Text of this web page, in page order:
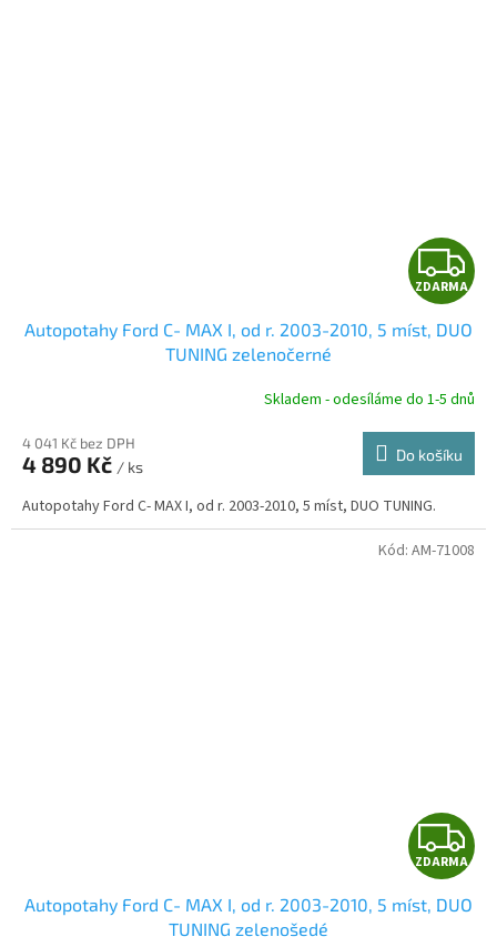
Z
D
R
ZDARMA
Autopotahy Ford C- MAX I, od r. 2003-2010, 5 míst, DUO
TUNING zelenočerné
Skladem - odesíláme do 1-5 dnů
4 041 Kč bez DPH
4 890 Kč / ks
Do košíku
Autopotahy Ford C- MAX I, od r. 2003-2010, 5 míst, DUO TUNING.
Z
D
ZDARMA
Autopotahy Ford C- MAX I, od r. 2003-2010, 5 míst, DUO
TUNING zelenošedé
Kód: AM-71008